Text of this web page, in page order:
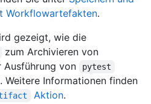
Workflowartefakten.
gezeigt, wie die
zum Archivieren von
Ausführung von
pytest
Weitere Informationen finden
Aktion.